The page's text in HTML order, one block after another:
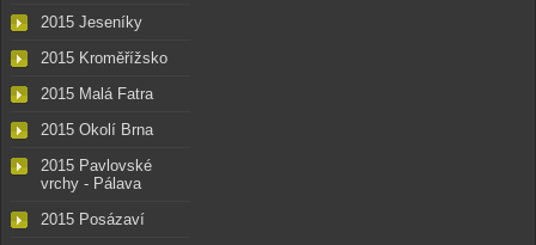
2015 Jeseníky
2015 Kroměřížsko
2015 Malá Fatra
2015 Okolí Brna
2015 Pavlovské
vrchy - Pálava
2015 Posázaví